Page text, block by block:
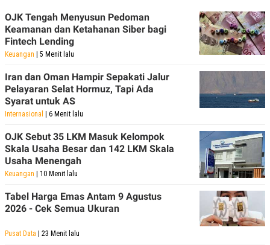
OJK Tengah Menyusun Pedoman
Keamanan dan Ketahanan Siber bagi
Fintech Lending
Keuangan | 5 Menit lalu
Iran dan Oman Hampir Sepakati Jalur
Pelayaran Selat Hormuz, Tapi Ada
Syarat untuk AS
Internasional | 6 Menit lalu
OJK Sebut 35 LKM Masuk Kelompok
Skala Usaha Besar dan 142 LKM Skala
Usaha Menengah
Keuangan | 10 Menit lalu
Tabel Harga Emas Antam 9 Agustus
2026 - Cek Semua Ukuran
Pusat Data | 23 Menit lalu